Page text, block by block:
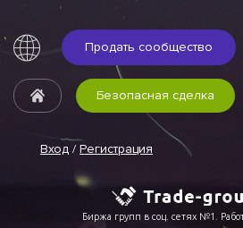
Продать сообщество
Вход / Регистрация
Безопасная сделка
Биржа групп в соц. сетях №1.